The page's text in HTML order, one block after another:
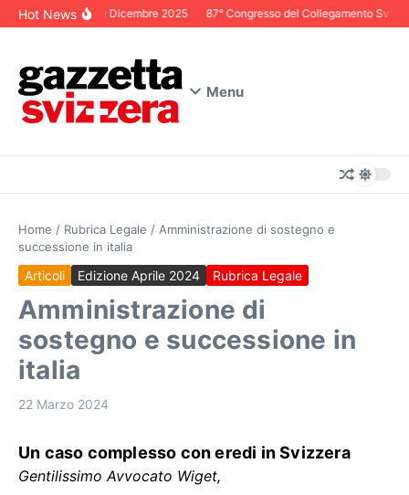
Salta al contenuto
Hot NewsEditoriale Dicembre 2025 87° Congresso del Collegamento
Menu
Home / Rubrica Legale / Amministrazione di sostegno e
successione in italia
Articoli Edizione Aprile 2024 Rubrica Legale
Amministrazione di
sostegno e successione in
italia
22 Marzo 2024
Un caso complesso con eredi in Svizzera
Gentilissimo Avvocato Wiget,